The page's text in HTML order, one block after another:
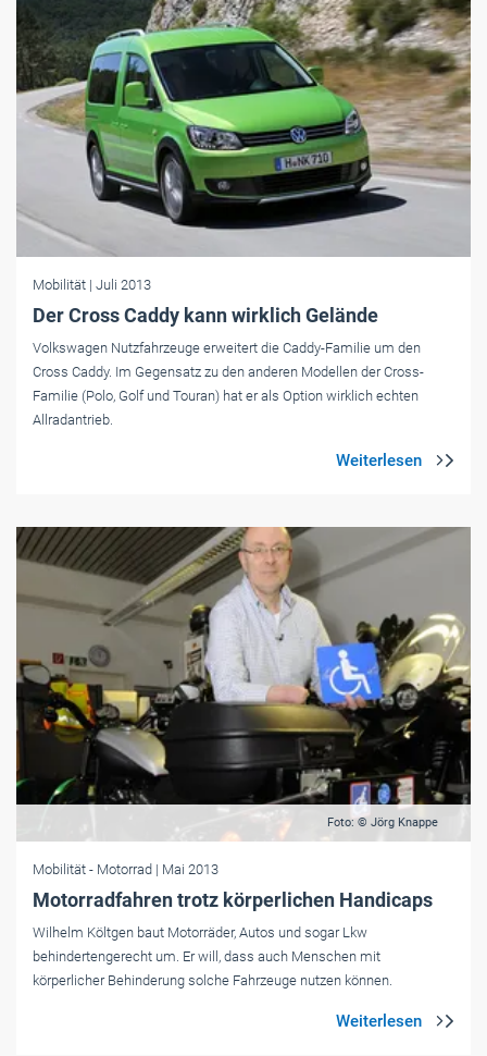
Mobilität | Juli 2013
Der Cross Caddy kann wirklich Gelände
Volkswagen Nutzfahrzeuge erweitert die Caddy-Familie um den
Cross Caddy. Im Gegensatz zu den anderen Modellen der Cross-
Familie (Polo, Golf und Touran) hat er als Option wirklich echten
Allradantrieb.
Foto: © Jörg Knappe
Mobilität - Motorrad | Mai 2013
Motorradfahren trotz körperlichen Handicaps
Wilhelm Költgen baut Motorräder, Autos und sogar Lkw
behindertengerecht um. Er will, dass auch Menschen mit
körperlicher Behinderung solche Fahrzeuge nutzen können.